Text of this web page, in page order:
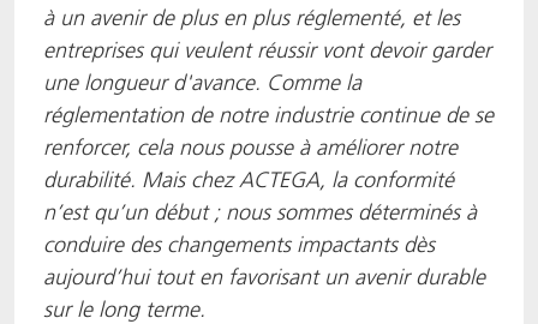
à un avenir de plus en plus réglementé, et les
entreprises qui veulent réussir vont devoir garder
une longueur d'avance. Comme la
réglementation de notre industrie continue de se
renforcer, cela nous pousse à améliorer notre
durabilité. Mais chez ACTEGA, la conformité
n’est qu’un début ; nous sommes déterminés à
conduire des changements impactants dès
aujourd’hui tout en favorisant un avenir durable
sur le long terme.